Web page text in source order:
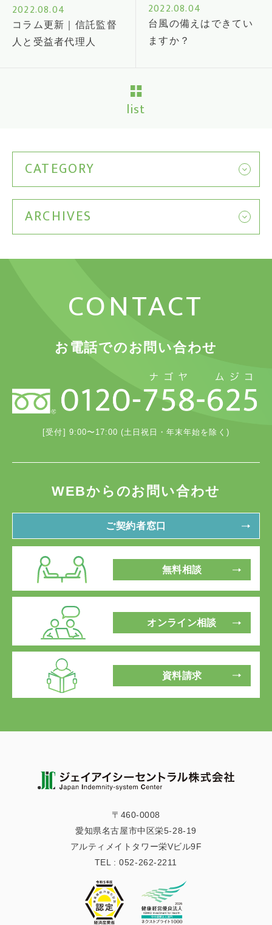
2022.08.04
コラム更新｜信託監督
人と受益者代理人
2022.08.04
台風の備えはできてい
ますか？
list
CATEGORY
ARCHIVES
CONTACT
お電話でのお問い合わせ
[受付] 9:00〜17:00 (土日祝日・年末年始を除く)
WEBからのお問い合わせ
ご契約者窓口
無料相談
オンライン相談
資料請求
〒460-0008
愛知県名古屋市中区栄5-28-19
アルティメイトタワー栄Vビル9F
TEL :052-262-2211